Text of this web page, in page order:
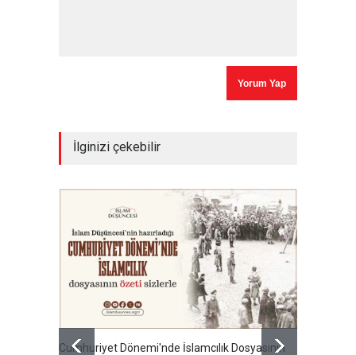
İlginizi çekebilir
Cumhuriyet Dönemi'nde İslamcılık Dosyasının